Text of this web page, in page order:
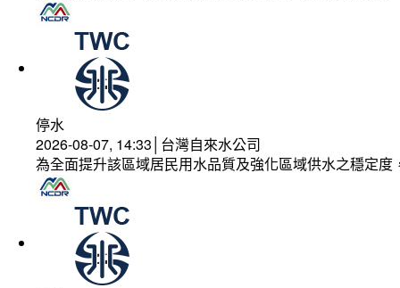
停水
2026-08-07, 14:33│台灣自來水公司
為全面提升該區域居民用水品質及強化區域供水之穩定